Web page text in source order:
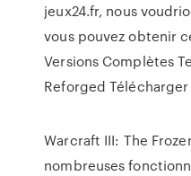
jeux24.fr, nous
vous pouvez obtenir
Versions Complètes
Reforged
Warcraft III: The
nombreuses